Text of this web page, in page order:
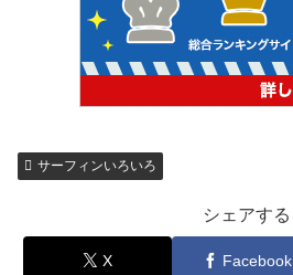
サーフィンいろいろ
シェアする
X Facebook